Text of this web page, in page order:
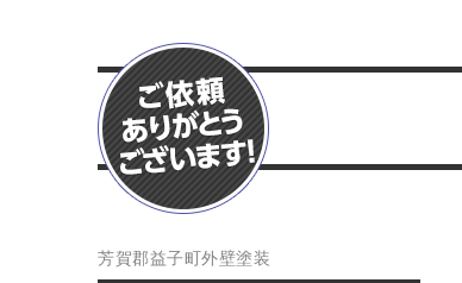
芳賀郡益子町外壁塗装